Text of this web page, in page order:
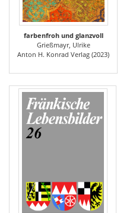
farbenfroh und glanzvoll
Grießmayr, Ulrike
Anton H. Konrad Verlag (2023)